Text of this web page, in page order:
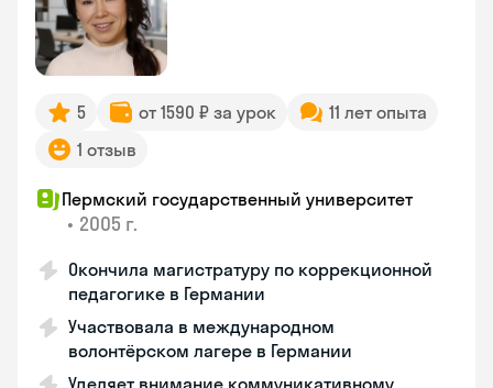
5 от 1590 ₽ за урок
11 лет опыта
1 отзыв
Пермский государственный университет
• 2005 г.
Окончила магистратуру по коррекционной
педагогике в Германии
Участвовала в международном
волонтёрском лагере в Германии
Уделяет внимание коммуникативному